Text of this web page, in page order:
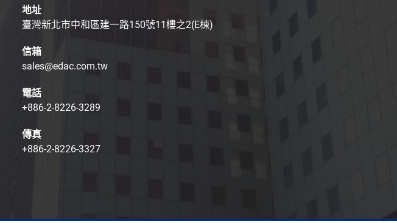
地址
臺灣新北市中和區建一路150號11樓之2(E棟)
信箱
sales@edac.com.tw
電話
+886-2-8226-3289
傳真
+886-2-8226-3327